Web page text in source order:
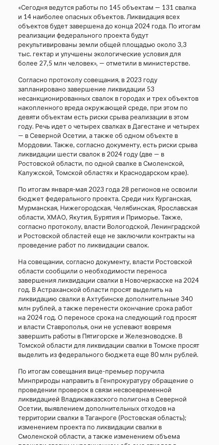
«Сегодня ведутся работы по 145 объектам — 131 свалка
и 14 наиболее опасных объектов. Ликвидация всех
объектов будет завершена до конца 2024 года. По итогам
реализации федерального проекта будут
рекультивированы земли общей площадью около 3,3
тыс. гектар и улучшены экологические условия для
более 27,5 млн человек», — отметили в министерстве.
Согласно протоколу совещания, в 2023 году
запланировано завершение ликвидации 53
несанкционированных свалок в городах и трех объектов
накопленного вреда окружающей среде, при этом по
девяти объектам есть риски срыва реализации в этом
году. Речь идет о четырех свалках в Дагестане и четырех
— в Северной Осетии, а также об одном объекте в
Мордовии. Также, согласно документу, есть риски срыва
ликвидации шести свалок в 2024 году (две — в
Ростовской области, по одной свалке в Смоленской,
Калужской, Томской областях и Краснодарском крае).
По итогам января-мая 2023 года 28 регионов не освоили
бюджет федерального проекта. Среди них Курганская,
Мурманская, Нижегородская, Челябинская, Ярославская
области, ХМАО, Якутия, Бурятия и Приморье. Также,
согласно протоколу, власти Вологодской, Ленинградской
и Ростовской областей еще не заключили контракты на
проведение работ по ликвидации свалок.
На совещании, согласно документу, власти Ростовской
области сообщили о необходимости переноса
завершения ликвидации свалки в Новочеркасске на 2024
год. В Астраханской области просят выделить на
ликвидацию свалки в Ахтубинске дополнительные 340
млн рублей, а также перенести окончание срока работ
на 2024 год. О переносе срока на следующий год просят
и власти Ставрополья, они не успевают вовремя
завершить работы в Пятигорске и Железноводске. В
Томской области для ликвидации свалки в Томске просят
выделить из федерального бюджета еще 80 млн рублей.
По итогам совещания вице-премьер поручила
Минприроды направить в Генпрокуратуру обращение о
проведении проверок в связи несвоевременной
ликвидацией Владикавказского полигона в Северной
Осетии, выявлением дополнительных отходов на
территории свалки в Таганроге (Ростовская область);
изменением проекта по ликвидации свалки в
Смоленской области, а также изменением объема